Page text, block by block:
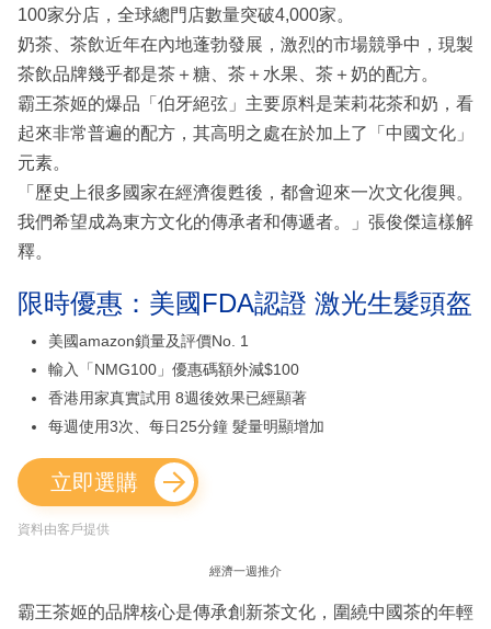
100家分店，全球總門店數量突破4,000家。
奶茶、茶飲近年在內地蓬勃發展，激烈的市場競爭中，現製
茶飲品牌幾乎都是茶＋糖、茶＋水果、茶＋奶的配方。
霸王茶姬的爆品「伯牙絕弦」主要原料是茉莉花茶和奶，看
起來非常普遍的配方，其高明之處在於加上了「中國文化」
元素。
「歷史上很多國家在經濟復甦後，都會迎來一次文化復興。
我們希望成為東方文化的傳承者和傳遞者。」張俊傑這樣解
釋。
限時優惠：美國FDA認證 激光生髮頭盔
美國amazon鎖量及評價No. 1
輸入「NMG100」優惠碼額外減$100
香港用家真實試用 8週後效果已經顯著
每週使用3次、每日25分鐘 髮量明顯增加
立即選購
資料由客戶提供
經濟一週推介
霸王茶姬的品牌核心是傳承創新茶文化，圍繞中國茶的年輕